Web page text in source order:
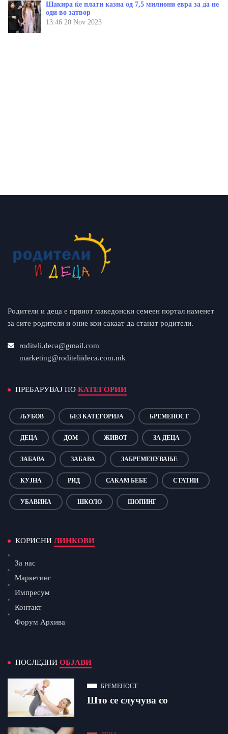
Шакира ќе плати казна од 7,5 милиони евра за да не
оди во затвор
13:46 20 Nov 2023
Родители и деца е првиот македонски семеен портал наменет
за сите родители и оние кои сакаат да станат родители.
roditeli.deca@gmail.com
marketing@roditeliideca.com.mk
ПРЕБАРУВАЈ ПО КАТЕГОРИИ
ЉУБОВ БЕЗ КАТЕГОРИЈА БРЕМЕНОСТ
ДЕЦА ДОМ ЖИВОТ ЗА ДЕЦА
ЗАБАВА ЗАБАВА ЗАБРЕМЕНУВАЊЕ
КУЈНА РИД САКАМ БЕБЕ СТАТИИ
УБАВИНА ШКОЛО ШОПИНГ
КОРИСНИ ЛИНКОВИ
За нас
Маркетинг
Импресум
Контакт
Форум Архива
ПОСЛЕДНИ ОБЈАВИ
БРЕМЕНОСТ
Што се случува со